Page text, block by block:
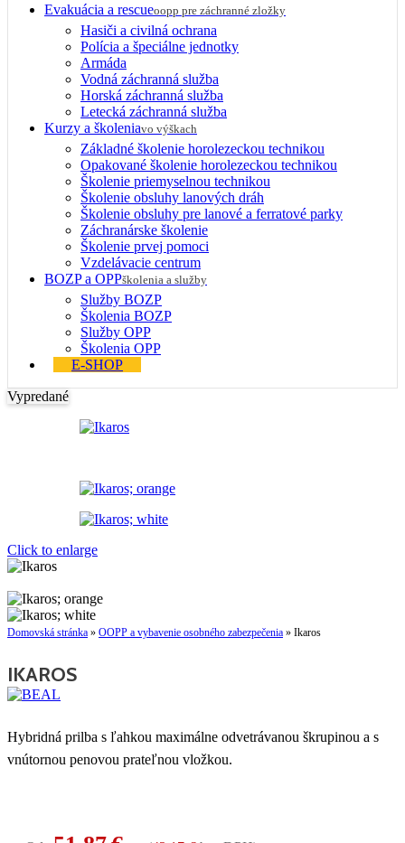
Evakuácia a rescueoopp pre záchranné zložky
Hasiči a civilná ochrana
Polícia a špeciálne jednotky
Armáda
Vodná záchranná služba
Horská záchranná služba
Letecká záchranná služba
Kurzy a školeniavo výškach
Základné školenie horolezeckou technikou
Opakované školenie horolezeckou technikou
Školenie priemyselnou technikou
Školenie obsluhy lanových dráh
Školenie obsluhy pre lanové a ferratové parky
Záchranárske školenie
Školenie prvej pomoci
Vzdelávacie centrum
BOZP a OPPškolenia a služby
Služby BOZP
Školenia BOZP
Služby OPP
Školenia OPP
E-SHOP
Vypredané
Click to enlarge
Domovská stránka » OOPP a vybavenie osobného zabezpečenia » Ikaros
IKAROS
Hybridná prilba s ľahkou maximálne odvetrávanou škrupinou a s
vnútornou penovou prateľnou vložkou.